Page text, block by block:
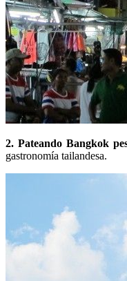
2. Pateando Bangkok
gastronomía tailandesa.